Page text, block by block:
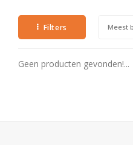
Filters Meest
Geen producten gevonden!...